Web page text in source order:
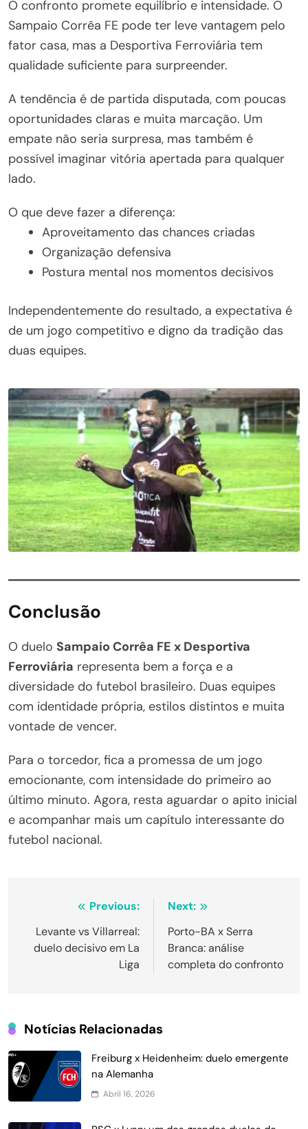
O confronto promete equilíbrio e intensidade. O
Sampaio Corrêa FE pode ter leve vantagem pelo
fator casa, mas a Desportiva Ferroviária tem
qualidade suficiente para surpreender.
A tendência é de partida disputada, com poucas
oportunidades claras e muita marcação. Um
empate não seria surpresa, mas também é
possível imaginar vitória apertada para qualquer
lado.
O que deve fazer a diferença:
Aproveitamento das chances criadas
Organização defensiva
Postura mental nos momentos decisivos
Independentemente do resultado, a expectativa é
de um jogo competitivo e digno da tradição das
duas equipes.
Conclusão
O duelo Sampaio Corrêa FE x Desportiva
Ferroviária representa bem a força e a
diversidade do futebol brasileiro. Duas equipes
com identidade própria, estilos distintos e muita
vontade de vencer.
Para o torcedor, fica a promessa de um jogo
emocionante, com intensidade do primeiro ao
último minuto. Agora, resta aguardar o apito inicial
e acompanhar mais um capítulo interessante do
futebol nacional.
Navegação
de
Post
Previous:
Levante vs Villarreal:
duelo decisivo em La
Liga
Next:
Porto-BA x Serra
Branca: análise
completa do confronto
Notícias Relacionadas
Freiburg x Heidenheim: duelo emergente
na Alemanha
Abril 16, 2026